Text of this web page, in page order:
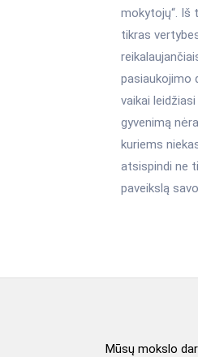
mokytojų“. Iš
tikras
pasiaukojimo
vaikai
gyvenimą
kuriems
atsispindi ne
paveikslą
Mūsų mokslo